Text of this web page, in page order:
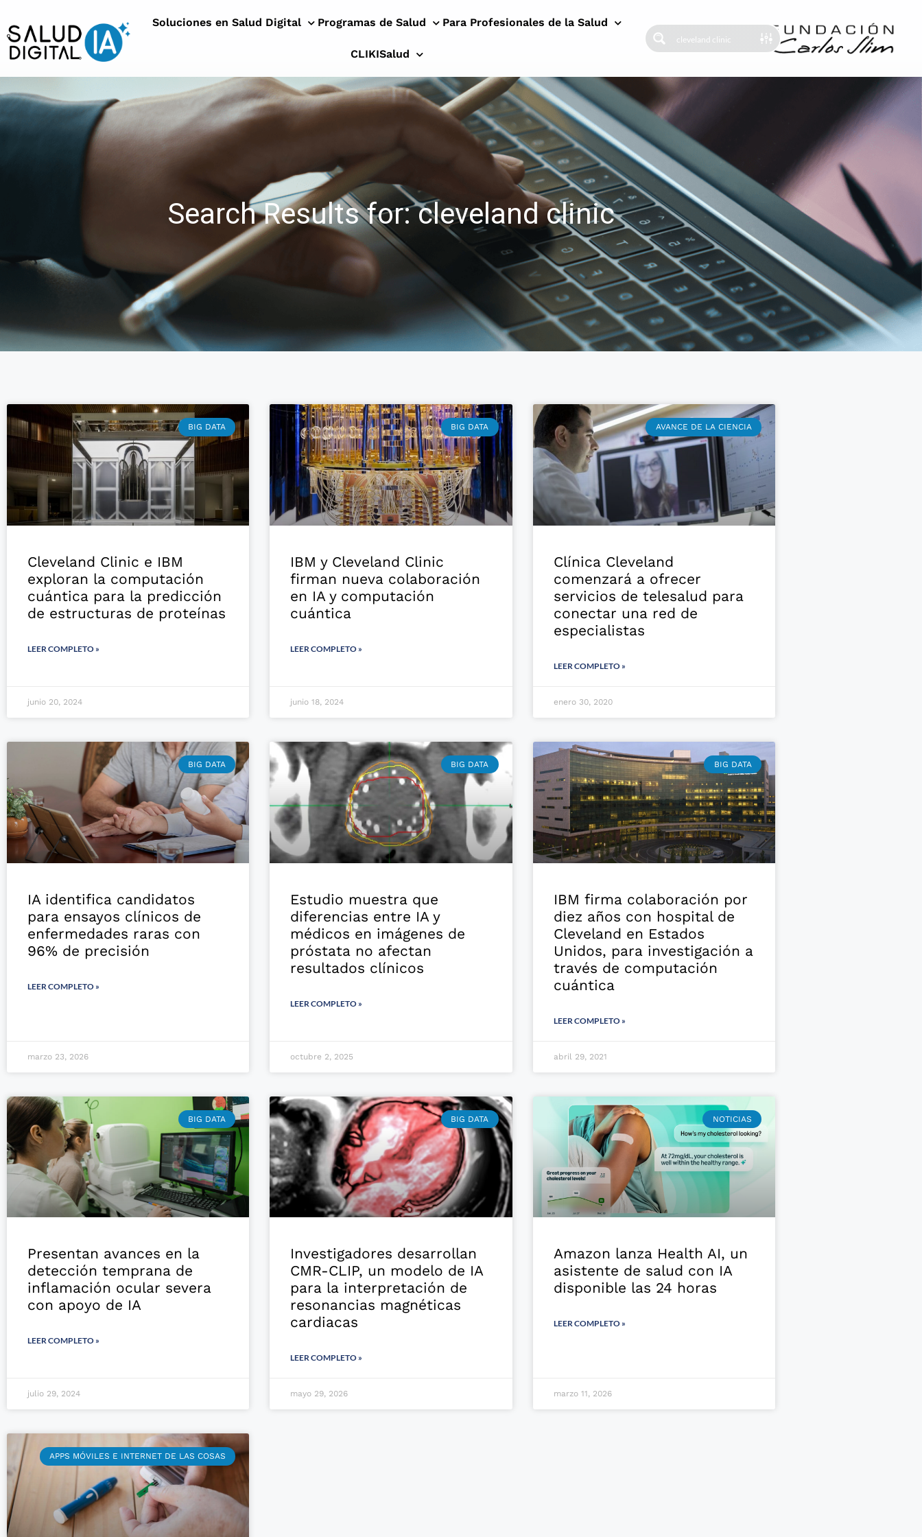
Soluciones en Salud Digital Programas de Salud Para Profesionales de la Salud
CLIKISalud
Search Results for: cleveland clinic
BIG DATA
Cleveland Clinic e IBM
exploran la computación
cuántica para la predicción
de estructuras de proteínas
LEER COMPLETO »
junio 20, 2024
BIG DATA
IBM y Cleveland Clinic
firman nueva colaboración
en IA y computación
cuántica
LEER COMPLETO »
junio 18, 2024
AVANCE DE LA CIENCIA
Clínica Cleveland
comenzará a ofrecer
servicios de telesalud para
conectar una red de
especialistas
LEER COMPLETO »
enero 30, 2020
BIG DATA
IA identifica candidatos
para ensayos clínicos de
enfermedades raras con
96% de precisión
LEER COMPLETO »
marzo 23, 2026
BIG DATA
Estudio muestra que
diferencias entre IA y
médicos en imágenes de
próstata no afectan
resultados clínicos
LEER COMPLETO »
octubre 2, 2025
BIG DATA
IBM firma colaboración por
diez años con hospital de
Cleveland en Estados
Unidos, para investigación a
través de computación
cuántica
LEER COMPLETO »
abril 29, 2021
BIG DATA
Presentan avances en la
detección temprana de
inflamación ocular severa
con apoyo de IA
LEER COMPLETO »
julio 29, 2024
BIG DATA
Investigadores desarrollan
CMR-CLIP, un modelo de IA
para la interpretación de
resonancias magnéticas
cardiacas
LEER COMPLETO »
mayo 29, 2026
NOTICIAS
Amazon lanza Health AI, un
asistente de salud con IA
disponible las 24 horas
LEER COMPLETO »
marzo 11, 2026
APPS MÓVILES E INTERNET DE LAS COSAS